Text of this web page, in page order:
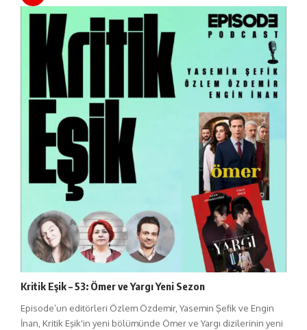
Kritik Eşik – 53: Ömer ve Yargı Yeni Sezon
Episode’un editörleri Özlem Özdemir, Yasemin Şefik ve Engin
İnan, Kritik Eşik'in yeni bölümünde Ömer ve Yargı dizilerinin yeni